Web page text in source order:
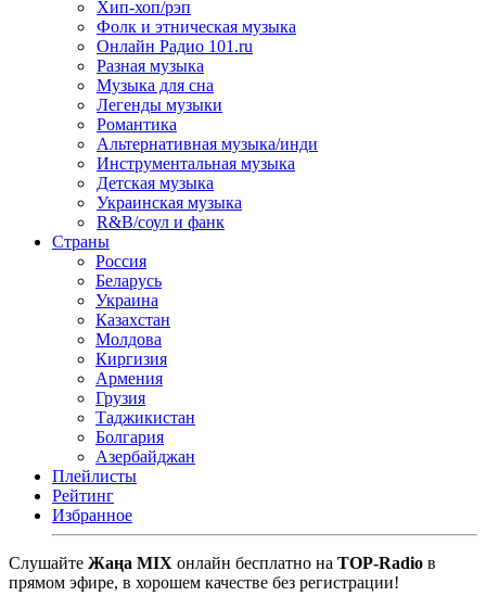
Хип-хоп/рэп
Фолк и этническая музыка
Онлайн Радио 101.ru
Разная музыка
Музыка для сна
Легенды музыки
Романтика
Альтернативная музыка/инди
Инструментальная музыка
Детская музыка
Украинская музыка
R&B/cоул и фанк
Страны
Россия
Беларусь
Украина
Казахстан
Молдова
Киргизия
Армения
Грузия
Таджикистан
Болгария
Азербайджан
Плейлисты
Рейтинг
Избранное
Cлушайте Жаңа MIX онлайн бесплатно на TOP-Radio в
прямом эфире, в хорошем качестве без регистрации!